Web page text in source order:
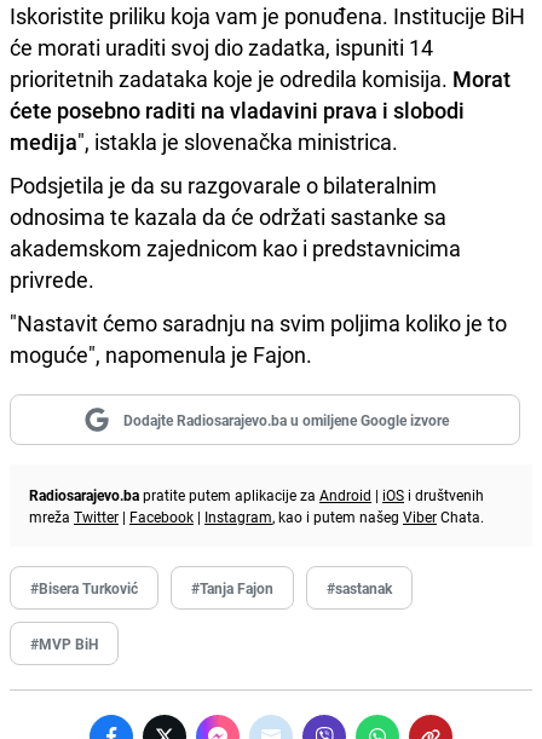
Iskoristite priliku koja vam je ponuđena. Institucije BiH
će morati uraditi svoj dio zadatka, ispuniti 14
prioritetnih zadataka koje je odredila komisija. Morat
ćete posebno raditi na vladavini prava i slobodi
medija", istakla je slovenačka ministrica.
Podsjetila je da su razgovarale o bilateralnim
odnosima te kazala da će održati sastanke sa
akademskom zajednicom kao i predstavnicima
privrede.
"Nastavit ćemo saradnju na svim poljima koliko je to
moguće", napomenula je Fajon.
Dodajte Radiosarajevo.ba u omiljene Google izvore
Radiosarajevo.bapratite putem aplikacije za Android | iOS i društvenih
mreža Twitter | Facebook | Instagram, kao i putem našeg ViberChata.
#Bisera Turković #Tanja Fajon #sastanak
#MVP BiH